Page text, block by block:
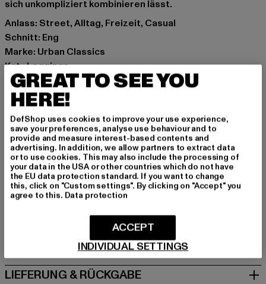
sich unkompliziert kombinieren lässt.
Anlass: Street, Alltag, Freizeit, Casual
Schnitt: Eng
Marke: Urban Classics
Kat.: Leggings
Farbe: schwarz
Hersteller Farbe: geometric black
Materialzusammensetzung: 94% Polyester, 6% Elasthan
Art.Nr: TB3786-02911
Hersteller: TB International GmbH |info@tbint.de
Dr.-Robert-Murjahn-Straße 7 | 64372 Ober-Ramstadt |
DE
GRÖSSE & PASSFORM
PFLEGEHINWEISE
LIEFERUNG & RÜCKGABE
GREAT TO SEE YOU
HERE!
DefShop uses cookies to improve your use experience,
save your preferences, analyse use behaviour and to
provide and measure interest-based contents and
advertising. In addition, we allow partners to extract data
or to use cookies. This may also include the processing of
your data in the USA or other countries which do not have
the EU data protection standard. If you want to change
this, click on "Custom settings". By clicking on "Accept" you
agree to this. Data protection
INDIVIDUAL SETTINGS
ACCEPT